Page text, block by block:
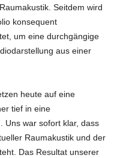
Seitdem wird
konsequent
um eine durchgängige
aus einer
heute auf eine
tief in eine
Uns war sofort klar, dass
Raumakustik und der
Das Resultat unserer